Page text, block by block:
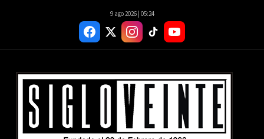
9 ago 2026 | 05:24